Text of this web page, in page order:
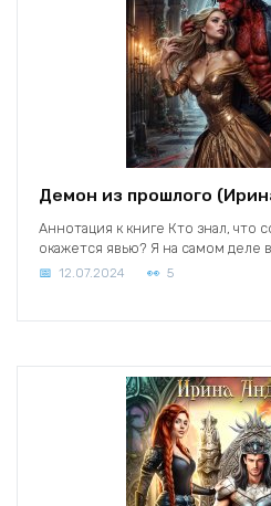
Демон из прошлого
Аннотация к книге Кто знал, что
окажется явью? Я на самом деле
12.07.2024 5